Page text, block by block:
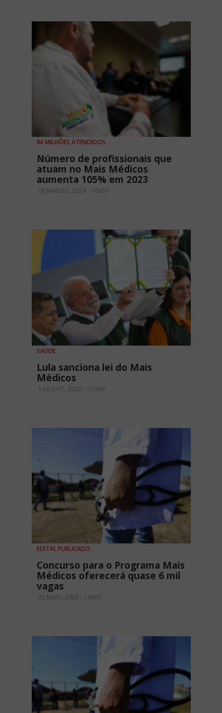
86 MILHÕES ATENDIDOS
Número de profissionais que
atuam no Mais Médicos
aumenta 105% em 2023
03 JANEIRO, 2024 - 10H57
SAÚDE
Lula sanciona lei do Mais
Médicos
14 JULHO, 2023 - 15H49
EDITAL PUBLICADO
Concurso para o Programa Mais
Médicos oferecerá quase 6 mil
vagas
22 MAIO, 2023 - 16H01